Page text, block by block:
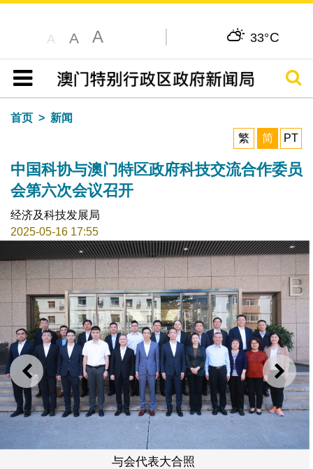
A A A 33°C
目录
搜寻
首页
新闻
繁
简 PT
中国科协与澳门特区政府科技交流合作委员
会第六次会议召开
经济及科技发展局
2025-05-16 17:55
上一则 下一
与会代表大合照